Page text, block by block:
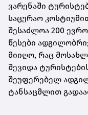
ვარენაში
საცურაო
შესაძლოა 200
წესები
მიიღო, რაც
შევიდა
შეუფერებელ
ტანსაცმლით